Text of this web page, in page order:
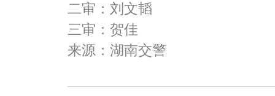
二审：刘文韬
三审：贺佳
来源：湖南交警